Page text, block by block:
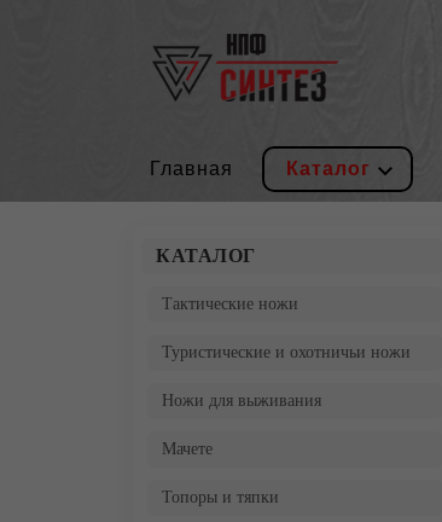
Главная Каталог
КАТАЛОГ
Тактические ножи
Туристические и охотничьи ножи
Ножи для выживания
Мачете
Топоры и тяпки